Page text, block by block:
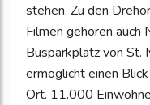
stehen. Zu den
Filmen gehören auch
Busparkplatz von St.
ermöglicht einen
Ort. 11.000